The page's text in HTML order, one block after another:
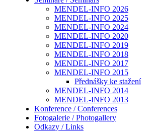
MENDEL-INFO 2026
MENDEL-INFO 2025
MENDEL-INFO 2024
MENDEL-INFO 2020
MENDEL-INFO 2019
MENDEL-INFO 2018
MENDEL-INFO 2017
MENDEL-INFO 2015
Přednášky ke stažení
MENDEL-INFO 2014
MENDEL-INFO 2013
Konference / Conferences
Fotogalerie / Photogallery
Odkazy / Links